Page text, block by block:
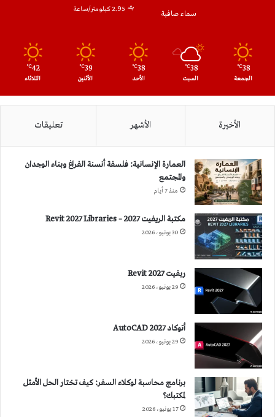
سماء صافية
2.95 كيلومتر/ساعة
38
℃
الجمعة
38
℃
السبت
38
℃
الأحد
39
℃
الأثنين
42
℃
الثلاثاء
الأخيرة الأشهر تعليقات
العمارة الإنسانية: فلسفة أنسنة الفراغ وبناء الوجدان
والمجتمع
منذ 7 أيام
مكتبة الريفيت 2027 – Revit 2027 Libraries
30 يونيو، 2026
ريفيت 2027 Revit
29 يونيو، 2026
أتوكاد 2027 AutoCAD
29 يونيو، 2026
برنامج محاسبة لوكلاء السفر: كيف تختار الحل الأمثل
لمكتبك؟
17 يونيو، 2026